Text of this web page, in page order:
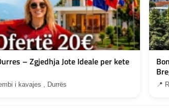
– Zgjedhja Jote Ideale per kete
i kavajes , Durrës 📍